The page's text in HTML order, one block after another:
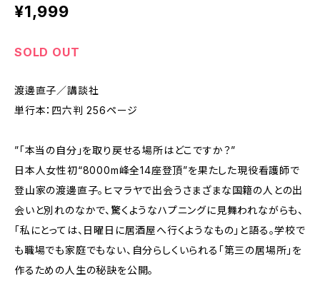
¥1,999
SOLD OUT
渡邊直子／講談社
単行本：四六判 256ページ
”「本当の自分」を取り戻せる場所はどこですか？”
日本人女性初“8000m峰全14座登頂”を果たした現役看護師で
登山家の渡邊直子。ヒマラヤで出会うさまざまな国籍の人との出
会いと別れのなかで、驚くようなハプニングに見舞われながらも、
「私にとっては、日曜日に居酒屋へ行くようなもの」と語る。学校で
も職場でも家庭でもない、自分らしくいられる「第三の居場所」を
作るための人生の秘訣を公開。